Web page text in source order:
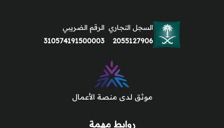
روابط مهمة
السجل التجاري
2055127906
الرقم الضريبي
310574191500003
موثق لدى منصة الأعمال